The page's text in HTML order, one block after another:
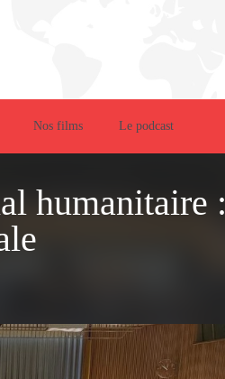
Nos films Le podcast
humanitaire :